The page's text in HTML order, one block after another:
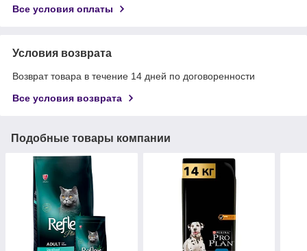
Все условия оплаты
Условия возврата
Возврат товара в течение 14 дней по договоренности
Все условия возврата
Подобные товары компании